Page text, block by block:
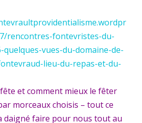
rencontres-fontevristes-du-
quelques-vues-du-domaine-de-
lieu-du-repas-et-du-
et comment mieux le fêter
morceaux choisis – tout ce
daigné faire pour nous tout au